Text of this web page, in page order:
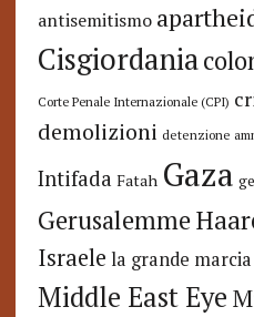
antisemitismo
Cisgiordania
Corte Penale Internazionale (CPI)
demolizioni detenzione
Intifada Fatah Gaza
Gerusalemme
Israele la grande
Middle East Eye